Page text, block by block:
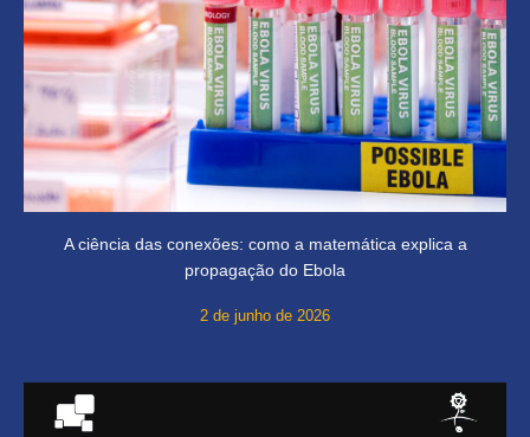
A ciência das conexões: como a matemática explica a
propagação do Ebola
2 de junho de 2026